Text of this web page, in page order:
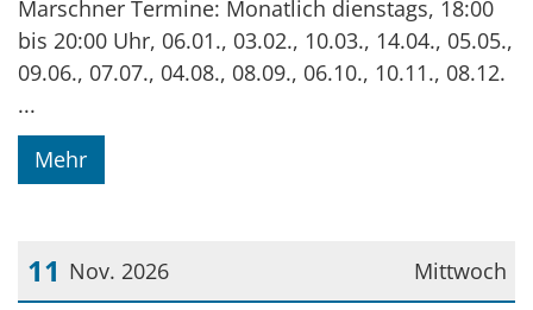
Marschner Termine: Monatlich dienstags, 18:00
bis 20:00 Uhr, 06.01., 03.02., 10.03., 14.04., 05.05.,
09.06., 07.07., 04.08., 08.09., 06.10., 10.11., 08.12.
...
Mehr
Mittwoch
11 Nov. 2026